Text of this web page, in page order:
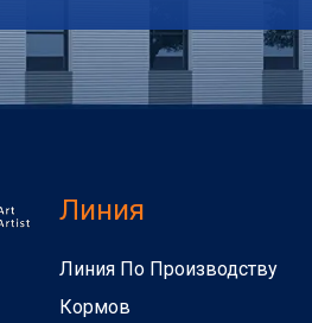
Линия
Линия По Производству
Кормов